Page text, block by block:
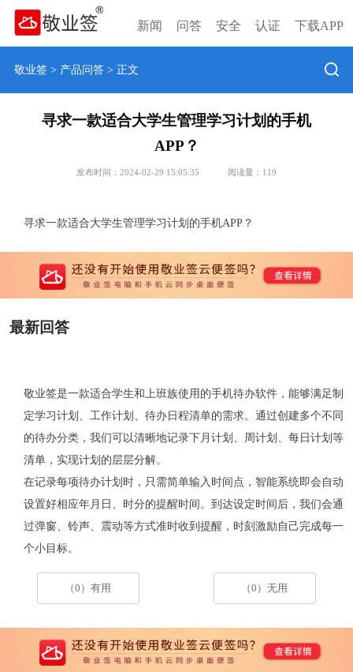
新闻 问答 安全 认证 下载APP
敬业签> 产品问答> 正文
寻求一款适合大学生管理学习计划的手机
APP？
发布时间：2024-02-29 15:05:35 阅读量： 119
寻求一款适合大学生管理学习计划的手机APP？
最新回答
敬业签是一款适合学生和上班族使用的手机待办软件，能够满足制
定学习计划、工作计划、待办日程清单的需求。通过创建多个不同
的待办分类，我们可以清晰地记录下月计划、周计划、每日计划等
清单，实现计划的层层分解。
在记录每项待办计划时，只需简单输入时间点，智能系统即会自动
设置好相应年月日、时分的提醒时间。到达设定时间后，我们会通
过弹窗、铃声、震动等方式准时收到提醒，时刻激励自己完成每一
个小目标。
（0）有用 （0）无用